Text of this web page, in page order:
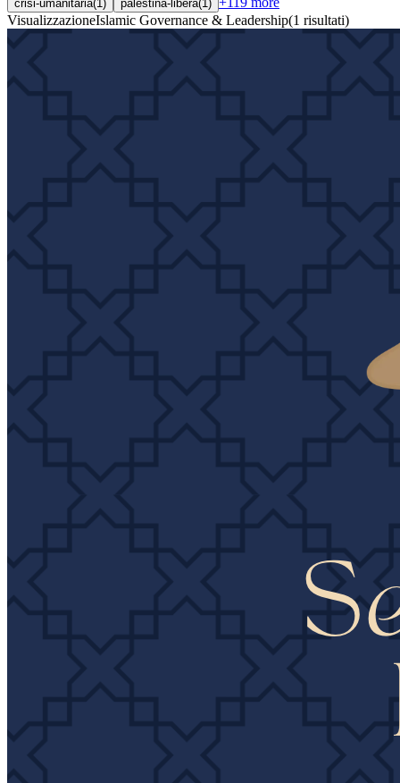
crisi-umanitaria(1 ) palestina-libera(1 )
VisualizzazioneIslamic Governance & Leadership(1 risultati)